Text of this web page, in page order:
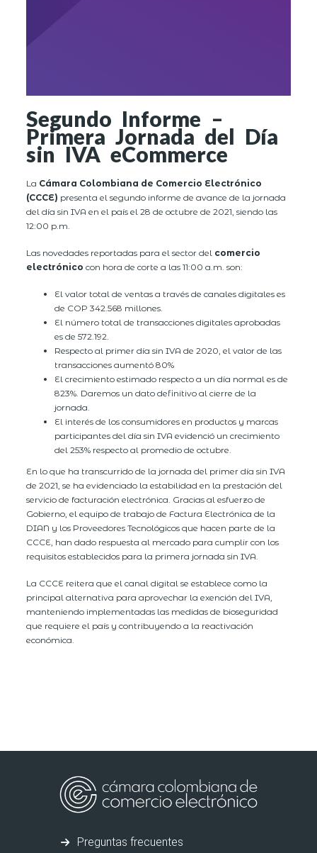
Segundo Informe –
Primera Jornada del Día
sin IVA eCommerce
La Cámara Colombiana de Comercio Electrónico
(CCCE) presenta el segundo informe de avance de la jornada
del día sin IVA en el país el 28 de octubre de 2021, siendo las
12:00 p.m.
Las novedades reportadas para el sector del comercio
electrónico con hora de corte a las 11:00 a.m. son:
El valor total de ventas a través de canales digitales es
de COP 342.568 millones.
El número total de transacciones digitales aprobadas
es de 572.192.
Respecto al primer día sin IVA de 2020, el valor de las
transacciones aumentó 80%
El crecimiento estimado respecto a un día normal es de
823%. Daremos un dato definitivo al cierre de la
jornada.
El interés de los consumidores en productos y marcas
participantes del día sin IVA evidenció un crecimiento
del 253% respecto al promedio de octubre.
En lo que ha transcurrido de la jornada del primer día sin IVA
de 2021, se ha evidenciado la estabilidad en la prestación del
servicio de facturación electrónica. Gracias al esfuerzo de
Gobierno, el equipo de trabajo de Factura Electrónica de la
DIAN y los Proveedores Tecnológicos que hacen parte de la
CCCE, han dado respuesta al mercado para cumplir con los
requisitos establecidos para la primera jornada sin IVA.
La CCCE reitera que el canal digital se establece como la
principal alternativa para aprovechar la exención del IVA,
manteniendo implementadas las medidas de bioseguridad
que requiere el país y contribuyendo a la reactivación
económica.
Preguntas frecuentes